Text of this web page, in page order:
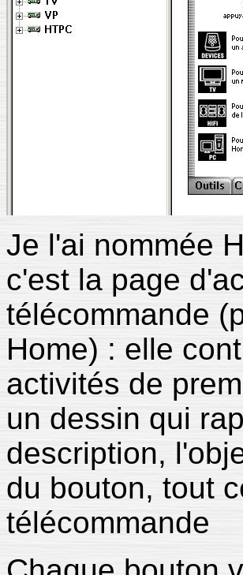
Je l'ai nommée
c'est la page
télécommande
Home) : elle
activités de
un dessin qui
description,
du bouton, tout
télécommande